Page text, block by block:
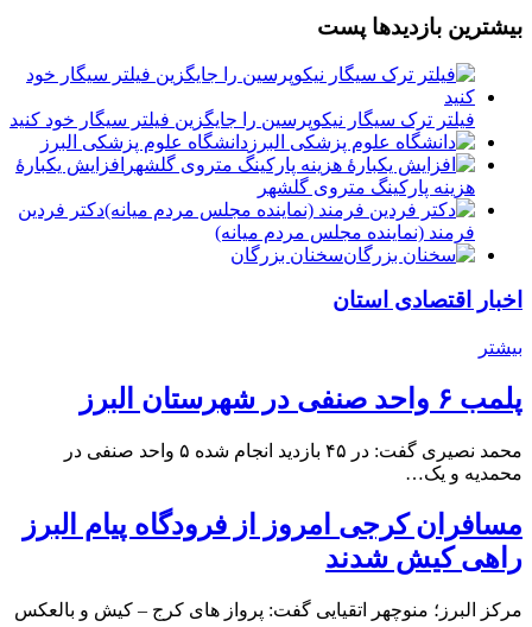
بیشترین بازدیدها پست
فیلتر ترک سیگار نیکوپرسین را جایگزین فیلتر سیگار خود کنید
دانشگاه علوم پزشکی البرز
افزایش یکبارۀ
هزینه پارکینگ متروی گلشهر
دكتر فردين
فرمند (نماينده مجلس مردم میانه)
سخنان بزرگان
اخبار اقتصادی استان
بیشتر
پلمب ۶ واحد صنفی در شهرستان البرز
محمد نصیری گفت: در ۴۵ بازدید انجام شده ۵ واحد صنفی در
محمدیه و یک…
مسافران کرجی امروز از فرودگاه پیام البرز
راهی کیش شدند
مرکز البرز؛ منوچهر اتقیایی گفت: پرواز های کرج – کیش و بالعکس